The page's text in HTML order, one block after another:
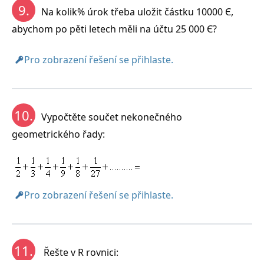
9.
Na kolik% úrok třeba uložit částku 10000 Є,
abychom po pěti letech měli na účtu 25 000 Є?
Pro zobrazení řešení se přihlaste.
10.
Vypočtěte součet nekonečného
geometrického řady:
Pro zobrazení řešení se přihlaste.
11. Řešte v R rovnici: